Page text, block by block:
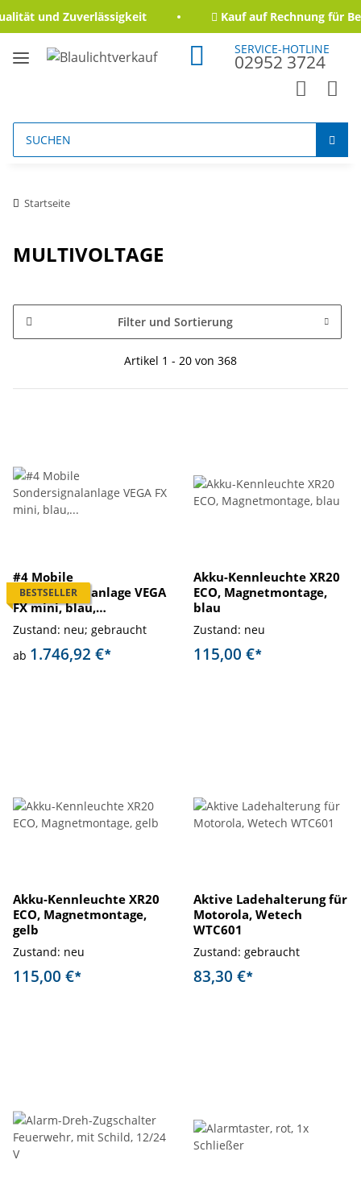
und Zuverlässigkeit Kauf auf Rechnung für
SERVICE-HOTLINE
02952 3724
Startseite
MULTIVOLTAGE
Filter und Sortierung
Artikel 1 - 20 von 368
BESTSELLER
#4 Mobile
Sondersignalanlage VEGA
FX mini, blau,
Magnetmontage
Zustand: neu; gebraucht
ab 1.746,92 €*
Akku-Kennleuchte XR20
ECO, Magnetmontage,
blau
Zustand: neu
115,00 €*
Akku-Kennleuchte XR20
ECO, Magnetmontage,
gelb
Zustand: neu
115,00 €*
Aktive Ladehalterung für
Motorola, Wetech
WTC601
Zustand: gebraucht
83,30 €*